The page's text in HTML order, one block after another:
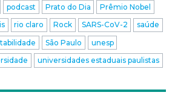
podcast Prato do Dia
Prêmio Nobel
rio claro Rock SARS-CoV-2
saúde
São Paulo
unesp
universidades estaduais paulistas